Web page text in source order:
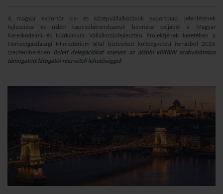
A magyar exportőr kis- és középvállalkozások exportpiaci jelenlétének
fejlesztése és üzleti kapcsolatrendszerük bővítése céljából a Magyar
Kereskedelmi és Iparkamara Vállalkozásfejlesztési Projektjének keretében a
Nemzetgazdasági Minisztérium által biztosított költségvetési forrásból 2026
szeptemberében üzleti delegációkat szervez az alábbi külföldi szakvásárokra
támogatott látogatói részvételi lehetőséggel: